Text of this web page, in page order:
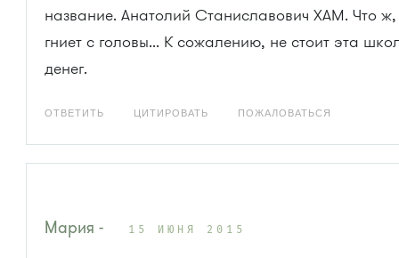
название. Анатолий Станиславович ХАМ. Что
гниет с головы... К сожалению, не стоит эта
денег.
ОТВЕТИТЬ ЦИТИРОВАТЬ ПОЖАЛОВАТЬСЯ
Мария - 15 ИЮНЯ 2015